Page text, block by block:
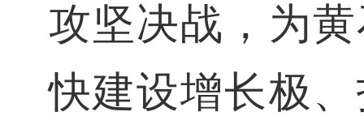
攻坚决战，为
快建设增长极